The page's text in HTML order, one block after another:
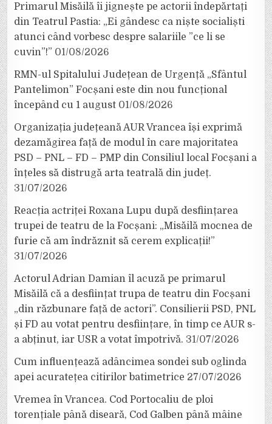
Primarul Misăilă îi jignește pe actorii îndepărtați
din Teatrul Pastia: „Ei gândesc ca niște socialiști
atunci când vorbesc despre salariile ”ce li se
cuvin”!” 01/08/2026
RMN-ul Spitalului Județean de Urgență „Sfântul
Pantelimon” Focșani este din nou funcțional
începând cu 1 august 01/08/2026
Organizația județeană AUR Vrancea își exprimă
dezamăgirea față de modul în care majoritatea
PSD – PNL – FD – PMP din Consiliul local Focșani a
înțeles să distrugă arta teatrală din județ.
31/07/2026
Reacția actriței Roxana Lupu după desființarea
trupei de teatru de la Focșani: „Misăilă mocnea de
furie că am îndrăznit să cerem explicații!”
31/07/2026
Actorul Adrian Damian îl acuză pe primarul
Misăilă că a desființat trupa de teatru din Focșani
„din răzbunare față de actori”. Consilierii PSD, PNL
și FD au votat pentru desființare, în timp ce AUR s-
a abținut, iar USR a votat împotrivă. 31/07/2026
Cum influențează adâncimea sondei sub oglinda
apei acuratețea citirilor batimetrice 27/07/2026
Vremea în Vrancea. Cod Portocaliu de ploi
torențiale până diseară, Cod Galben până mâine